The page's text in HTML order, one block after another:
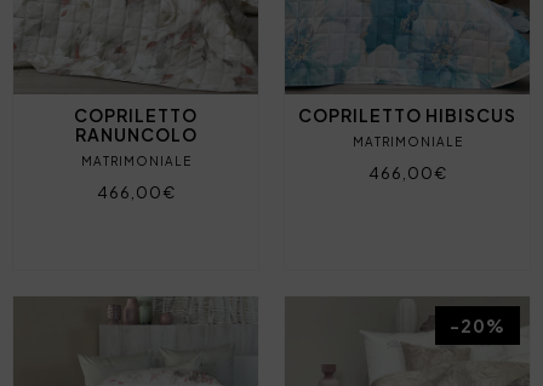
COPRILETTO
RANUNCOLO
MATRIMONIALE
466,00€
COPRILETTO HIBISCUS
MATRIMONIALE
466,00€
-20%